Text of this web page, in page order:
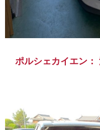
ポルシェカイエン：